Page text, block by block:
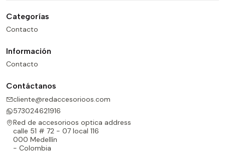
Categorías
Contacto
Información
Contacto
Contáctanos
cliente@redaccesorioos.com
573024621916
Red de accesorioos optica address
calle 51 # 72 - 07 local 116
000 Medellín
- Colombia